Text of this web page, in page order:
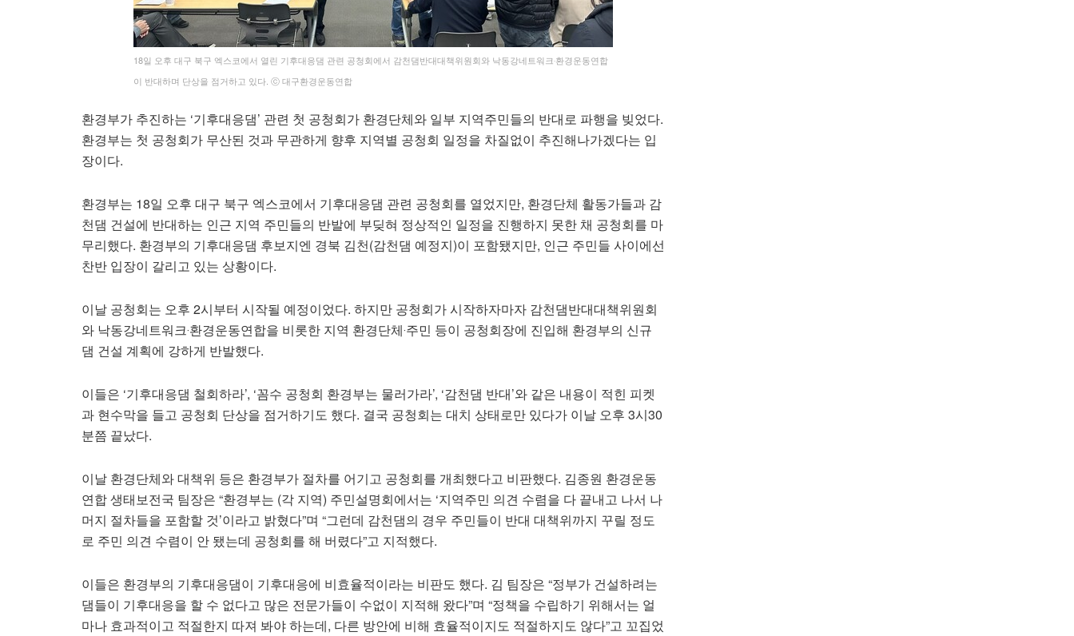
18일 오후 대구 북구 엑스코에서 열린 기후대응댐 관련 공청회에서 감천댐반대대책위원회와 낙동강네트워크‧환경운동연합
이 반대하며 단상을 점거하고 있다. ⓒ 대구환경운동연합
환경부가 추진하는 ‘기후대응댐’ 관련 첫 공청회가 환경단체와 일부 지역주민들의 반대로 파행을 빚었다.
환경부는 첫 공청회가 무산된 것과 무관하게 향후 지역별 공청회 일정을 차질없이 추진해나가겠다는 입
장이다.
환경부는 18일 오후 대구 북구 엑스코에서 기후대응댐 관련 공청회를 열었지만, 환경단체 활동가들과 감
천댐 건설에 반대하는 인근 지역 주민들의 반발에 부딪혀 정상적인 일정을 진행하지 못한 채 공청회를 마
무리했다. 환경부의 기후대응댐 후보지엔 경북 김천(감천댐 예정지)이 포함됐지만, 인근 주민들 사이에선
찬반 입장이 갈리고 있는 상황이다.
이날 공청회는 오후 2시부터 시작될 예정이었다. 하지만 공청회가 시작하자마자 감천댐반대대책위원회
와 낙동강네트워크‧환경운동연합을 비롯한 지역 환경단체‧주민 등이 공청회장에 진입해 환경부의 신규
댐 건설 계획에 강하게 반발했다.
이들은 ‘기후대응댐 철회하라’, ‘꼼수 공청회 환경부는 물러가라’, ‘감천댐 반대’와 같은 내용이 적힌 피켓
과 현수막을 들고 공청회 단상을 점거하기도 했다. 결국 공청회는 대치 상태로만 있다가 이날 오후 3시30
분쯤 끝났다.
이날 환경단체와 대책위 등은 환경부가 절차를 어기고 공청회를 개최했다고 비판했다. 김종원 환경운동
연합 생태보전국 팀장은 “환경부는 (각 지역) 주민설명회에서는 ‘지역주민 의견 수렴을 다 끝내고 나서 나
머지 절차들을 포함할 것’이라고 밝혔다”며 “그런데 감천댐의 경우 주민들이 반대 대책위까지 꾸릴 정도
로 주민 의견 수렴이 안 됐는데 공청회를 해 버렸다”고 지적했다.
이들은 환경부의 기후대응댐이 기후대응에 비효율적이라는 비판도 했다. 김 팀장은 “정부가 건설하려는
댐들이 기후대응을 할 수 없다고 많은 전문가들이 수없이 지적해 왔다”며 “정책을 수립하기 위해서는 얼
마나 효과적이고 적절한지 따져 봐야 하는데, 다른 방안에 비해 효율적이지도 적절하지도 않다”고 꼬집었